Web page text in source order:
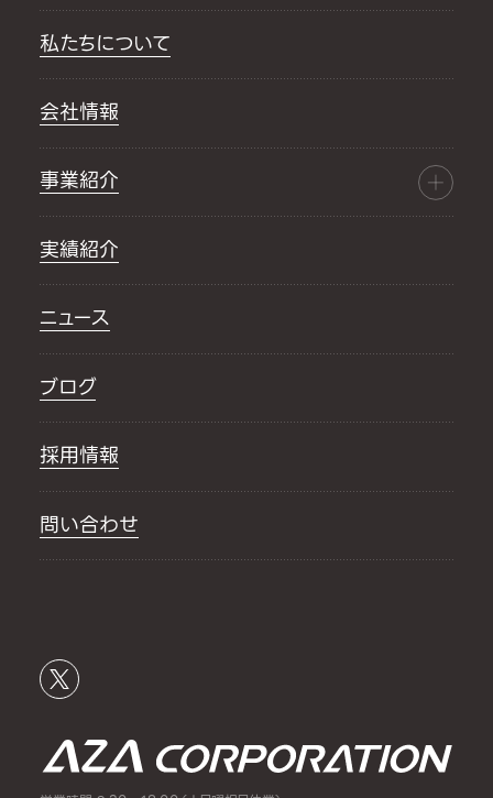
私たちについて
会社情報
事業紹介
実績紹介
ニュース
ブログ
採用情報
問い合わせ